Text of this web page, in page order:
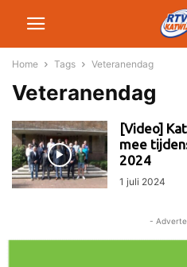
Home Tags Veteranendag
Veteranendag
[Video]
mee
2024
1 juli 2024
-